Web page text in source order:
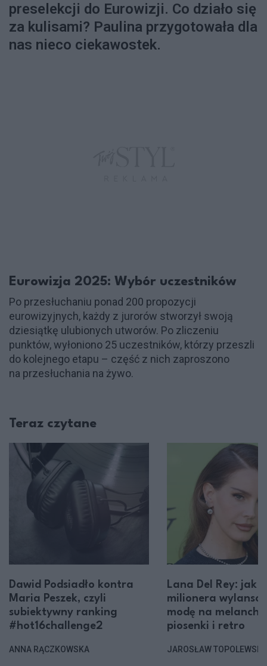
preselekcji do Eurowizji. Co działo się
za kulisami? Paulina przygotowała dla
nas nieco ciekawostek.
Eurowizja 2025: Wybór uczestników
Po przesłuchaniu ponad 200 propozycji
eurowizyjnych, każdy z jurorów stworzył swoją
dziesiątkę ulubionych utworów. Po zliczeniu
punktów, wyłoniono 25 uczestników, którzy przeszli
do kolejnego etapu – część z nich zaproszono
na przesłuchania na żywo.
Teraz czytane
Dawid Podsiadło kontra
Maria Peszek, czyli
subiektywny ranking
#hot16challenge2
ANNA RĄCZKOWSKA
Lana Del Rey: jak
milionera
modę na
piosenki i retro
JAROSŁAW TOPOLEWSKI